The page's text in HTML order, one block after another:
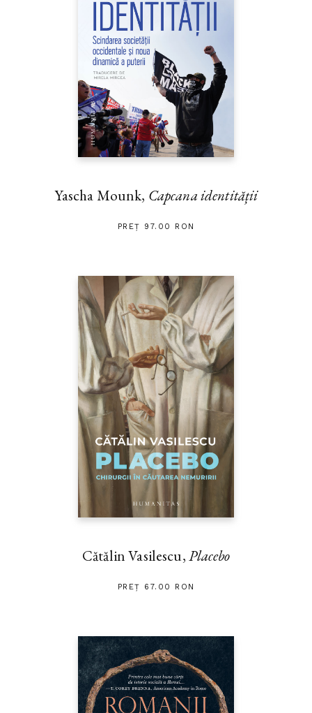
Yascha Mounk, Capcana identității
PREȚ 97.00 RON
Cătălin Vasilescu,Placebo
PREȚ 67.00 RON